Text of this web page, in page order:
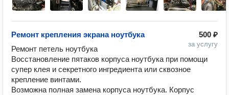
500 ₽
за услугу
Ремонт крепления экрана ноутбука
Ремонт петель ноутбука
Восстановление пятаков корпуса ноутбука при помощи
супер клея и секретного ингредиента или сквозное
крепление винтами.
Возможна полная замена корпуса ноутбука. Корпус